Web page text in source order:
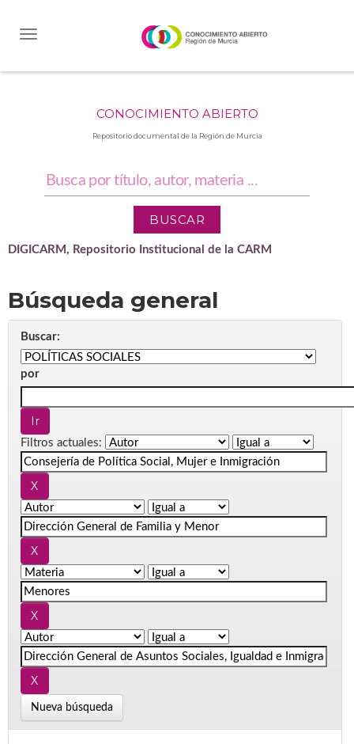
CONOCIMIENTO ABIERTO
Repositorio documental de la Región de Murcia
DIGICARM, Repositorio Institucional de la CARM
Búsqueda general
Buscar:
por
Filtros actuales:
Nueva búsqueda